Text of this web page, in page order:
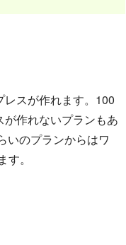
スが作れます。100
作れないプランもあ
いのプランからはワ
。